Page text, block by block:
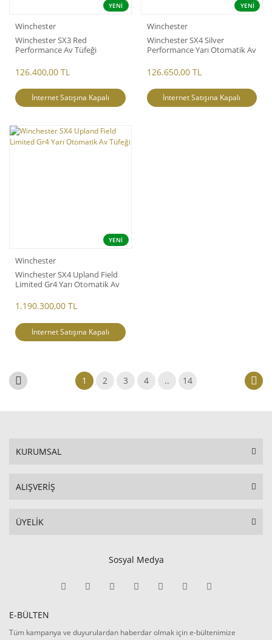
YENİ
Winchester
Winchester SX3 Red
Performance Av Tüfeği
126.400,00 TL
İnternet Satışına Kapalı
YENİ
Winchester
Winchester SX4 Silver
Performance Yarı Otomatik Av
126.650,00 TL
İnternet Satışına Kapalı
YENİ
Winchester
Winchester SX4 Upland Field
Limited Gr4 Yarı Otomatik Av
1.190.300,00 TL
İnternet Satışına Kapalı
1 2 3 4 .. 14
KURUMSAL
ALIŞVERİŞ
ÜYELİK
Sosyal Medya
E-BÜLTEN
Tüm kampanya ve duyurulardan haberdar olmak için e-bültenimize